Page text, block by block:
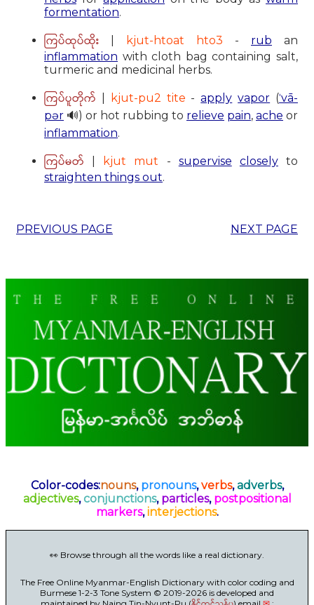
formentation.
ကြပ်ထုပ်ထိုး kjut-htoat hto3 - rub an
inflammation with cloth bag containing salt,
turmeric and medicinal herbs.
ကြပ်ပူတိုက် kjut-pu2 tite -apply vapor (ˈvā-
pər 🔊) or hot rubbing to relieve pain, ache or
inflammation.
ကြပ်မတ် kjut mut - supervise closelyto
straighten things out.
PREVIOUS PAGE NEXT PAGE
Color-codes:nouns, pronouns,verbs,adverbs,
adjectives,conjunctions, particles, postpositional
markers,interjections.
👀 Browse through all the words like a real dictionary.
The Free Online Myanmar-English Dictionary with color coding and
Burmese 1-2-3 Tone System © 2019-2026 is developed and